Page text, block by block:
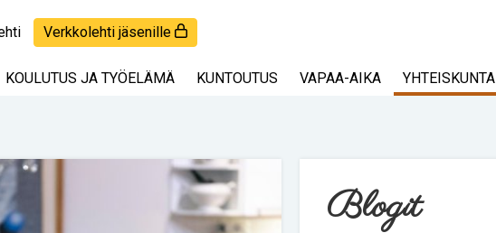
Verkkolehti jäsenille
KOULUTUS JA TYÖELÄMÄ KUNTOUTUS VAPAA-AIKA YHTEISKUNTA
Blogit